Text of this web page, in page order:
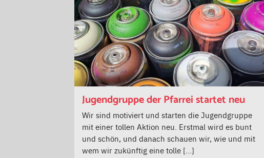
Jugendgruppe der Pfarrei startet neu
Wir sind motiviert und starten die Jugendgruppe
mit einer tollen Aktion neu. Erstmal wird es bunt
und schön, und danach schauen wir, wie und mit
wem wir zukünftig eine tolle […]